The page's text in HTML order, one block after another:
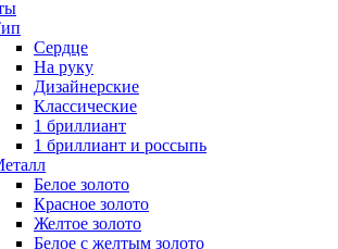
Сердце
На руку
Дизайнерские
Классические
1 бриллиант
1 бриллиант и россыпь
Белое золото
Красное золото
Желтое золото
Белое с желтым золото